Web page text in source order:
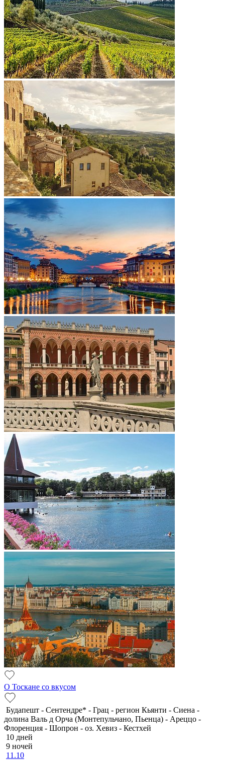
О Тоскане со вкусом
Будапешт - Сентендре* - Грац - регион Кьянти - Сиена -
долина Валь д Орча (Монтепульчано, Пьенца) - Ареццо -
Флоренция - Шопрон - оз. Хевиз - Кестхей
10 дней
9 ночей
11.10